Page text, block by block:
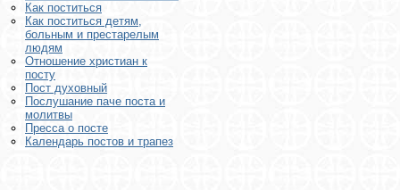
Как поститься
Как поститься детям,
больным и престарелым
людям
Отношение христиан к
посту
Пост духовный
Послушание паче поста и
молитвы
Пресса о посте
Календарь постов и трапез